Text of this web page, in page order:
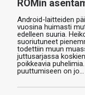
ROMin
Android-laitteiden
vuosina huimasti
edelleen suuria.
suoriutuneet
todettiin muun
juttusarjassa
poikkeavia
puuttumiseen on jo…